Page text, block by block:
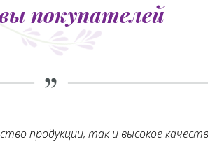
покупателей
продукции, так и высокое